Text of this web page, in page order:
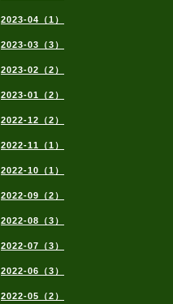
2023-04（1）
2023-03（3）
2023-02（2）
2023-01（2）
2022-12（2）
2022-11（1）
2022-10（1）
2022-09（2）
2022-08（3）
2022-07（3）
2022-06（3）
2022-05（2）